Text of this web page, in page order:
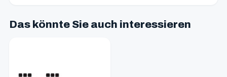
Das könnte Sie auch interessieren